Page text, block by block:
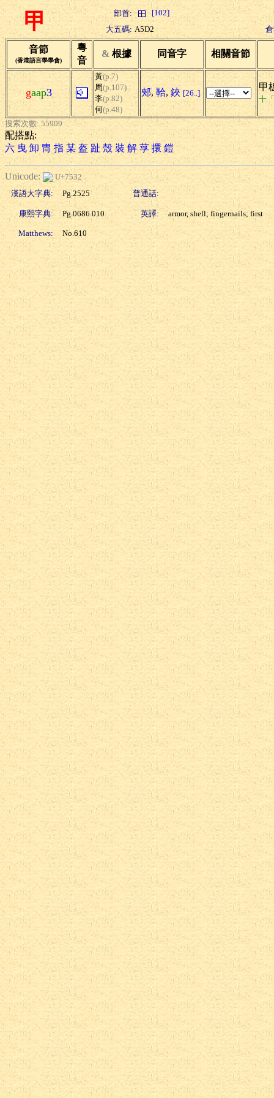
甲 部首: [102]
大五碼: A5D2
音節
(香港語言學學會)
粵
音
& 根據 同音字 相關音節
gaap3
黃(p.7)
周(p.107)
李(p.82)
何(p.48)
郟, 鞈, 鋏 [26..]
甲
十
搜索次數: 55909
配搭點:
六 曳 卸 冑 指 某 盔 趾 殼 裝 解 莩 擐 鎧
Unicode:
U+7532
漢語大字典:
Pg.2525 普通話:
康熙字典: Pg.0686.010 英譯: armor, shell; fingernails; first
Matthews: No.610